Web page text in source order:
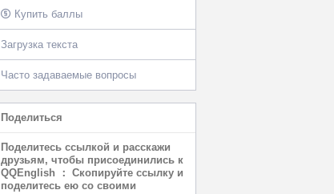
Купить баллы
Загрузка текста
Часто задаваемые вопросы
Поделиться
Поделитесь ссылкой и расскажи
друзьям, чтобы присоединились к
QQEnglish ： Скопируйте ссылку и
поделитесь ею со своими